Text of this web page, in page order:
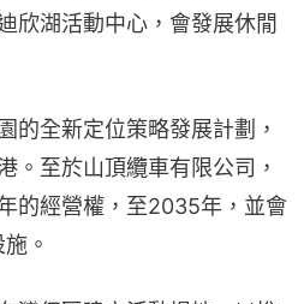
欣湖活動中心，會發展休閒
的全新定位策略發展計劃，
。至於山頂纜車有限公司，
的經營權，至2035年，並會
。